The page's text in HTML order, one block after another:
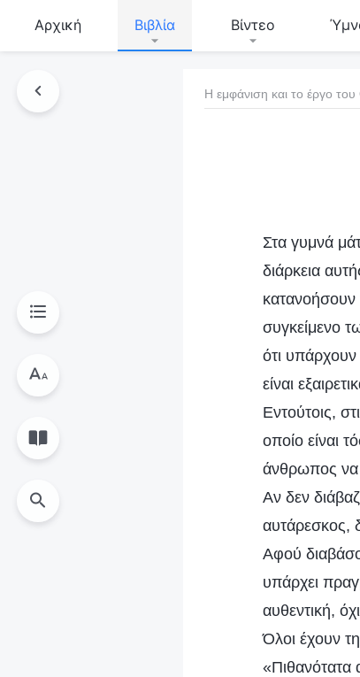
Αρχική Βιβλία Βίντεο
Η εμφάνιση και το έργο
Στα γυμνά
διάρκεια
κατανοήσουν
συγκείμενο
ότι
είναι
Εντούτοις,
οποίο είναι
άνθρωπος να
Αν δεν
αυτάρεσκος,
Αφού
υπάρχει
αυθεντική,
Όλοι έχουν
«Πιθανότατα